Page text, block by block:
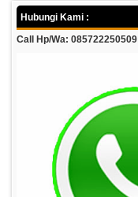
Hubungi Kami :
Call Hp/Wa: 085722250509